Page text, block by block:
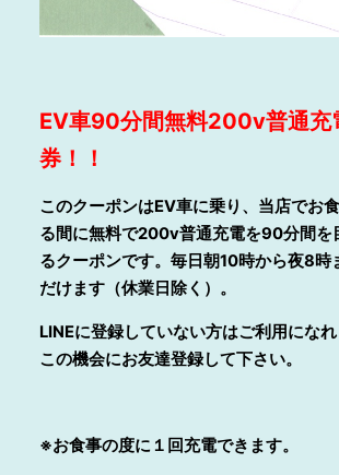
EV車90分間無料200v普通充
券！！
このクーポンはEV車に乗り、当店でお
る間に無料で200v普通充電を90分間を
るクーポンです。毎日朝10時から夜8時
だけます（休業日除く）。
LINEに登録していない方はご利用になれ
この機会にお友達登録して下さい。
※お食事の度に１回充電できます。